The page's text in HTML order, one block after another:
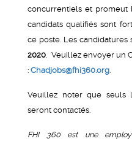
concurrentiels et promeut
candidats qualifiés sont
ce poste. Les candidatures
2020 . Veuillez envoyer un
: Chadjobs@fhi360.org
Veuillez noter que seuls
seront contactés.
FHI 360 est une